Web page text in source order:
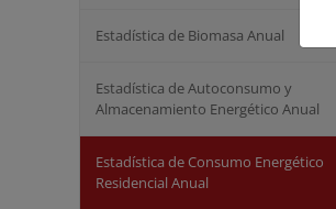
Estadística de Biomasa Anual
Estadística de Autoconsumo y
Almacenamiento Energético Anual
Estadística de Consumo Energético
Residencial Anual